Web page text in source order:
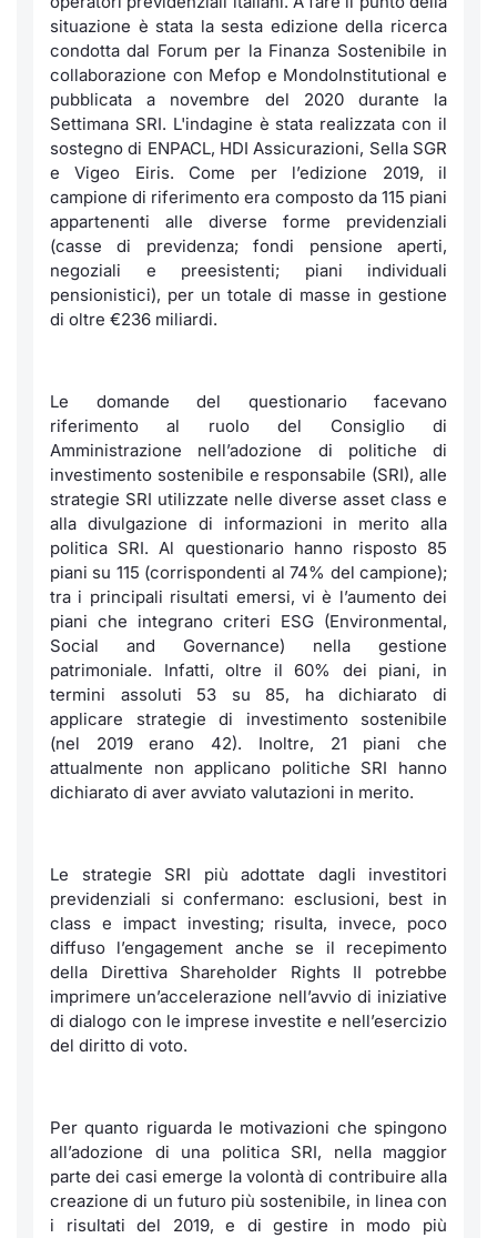
situazione è stata la sesta edizione della ricerca
condotta dal Forum per la Finanza Sostenibile in
collaborazione con Mefop e MondoInstitutional e
pubblicata a novembre del 2020 durante la
Settimana SRI. L'indagine è stata realizzata con il
sostegno di ENPACL, HDI Assicurazioni, Sella SGR
e Vigeo Eiris. Come per l’edizione 2019, il
campione di riferimento era composto da 115 piani
appartenenti alle diverse forme previdenziali
(casse di previdenza; fondi pensione aperti,
negoziali e preesistenti; piani individuali
pensionistici), per un totale di masse in gestione
di oltre €236 miliardi.
Le domande del questionario facevano
riferimento al ruolo del Consiglio di
Amministrazione nell’adozione di politiche di
investimento sostenibile e responsabile (SRI), alle
strategie SRI utilizzate nelle diverse asset class e
alla divulgazione di informazioni in merito alla
politica SRI. Al questionario hanno risposto 85
piani su 115 (corrispondenti al 74% del campione);
tra i principali risultati emersi, vi è l’aumento dei
piani che integrano criteri ESG (Environmental,
Social and Governance) nella gestione
patrimoniale. Infatti, oltre il 60% dei piani, in
termini assoluti 53 su 85, ha dichiarato di
applicare strategie di investimento sostenibile
(nel 2019 erano 42). Inoltre, 21 piani che
attualmente non applicano politiche SRI hanno
dichiarato di aver avviato valutazioni in merito.
Le strategie SRI più adottate dagli investitori
previdenziali si confermano: esclusioni, best in
class e impact investing; risulta, invece, poco
diffuso l’engagement anche se il recepimento
della Direttiva Shareholder Rights II potrebbe
imprimere un’accelerazione nell’avvio di iniziative
di dialogo con le imprese investite e nell’esercizio
del diritto di voto.
Per quanto riguarda le motivazioni che spingono
all’adozione di una politica SRI, nella maggior
parte dei casi emerge la volontà di contribuire alla
creazione di un futuro più sostenibile, in linea con
i risultati del 2019, e di gestire in modo più
Listed
IPO e
Cambi
Per
BTP
BONO
OAT
BUND
Avvisi
Market
KID
KID/
Listing
Milan
BTP
RFQ
Notizie
Statistiche
Materiali
Notizie e Formazione
Chi siamo
Servizi
Dati di
Analisi
Mifid 2